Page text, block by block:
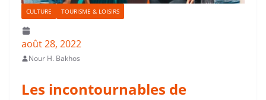
CULTURE TOURISME & LOISIRS
août 28, 2022
Nour H. Bakhos
Les incontournables de